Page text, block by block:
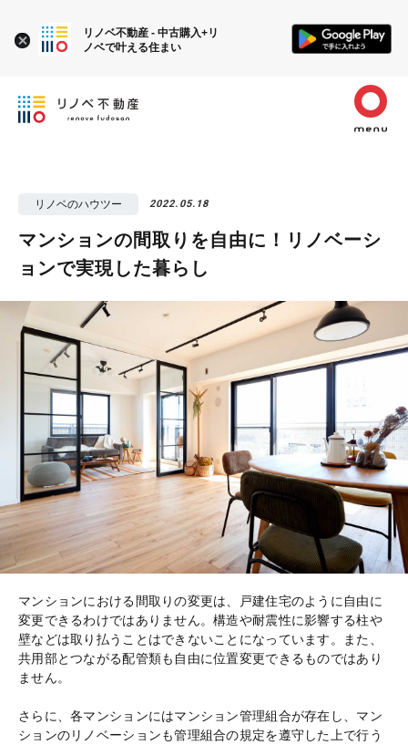
リノベのハウツー 2022.05.18
マンションの間取りを自由に！リノベーシ
ョンで実現した暮らし
マンションにおける間取りの変更は、戸建住宅のように自由に
変更できるわけではありません。構造や耐震性に影響する柱や
壁などは取り払うことはできないことになっています。また、
共用部とつながる配管類も自由に位置変更できるものではあり
ません。
さらに、各マンションにはマンション管理組合が存在し、マン
ションのリノベーションも管理組合の規定を遵守した上で行う
リノベ不動産 - 中古購入+リ
ノベで叶える住まい